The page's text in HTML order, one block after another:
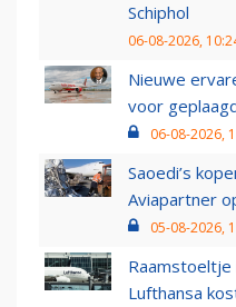
Schiphol
06-08-2026,
Nieuwe
voor
06-08-2026,
Saoedi’s
Aviapartner
05-08-2026,
Raamstoeltje
Lufthansa